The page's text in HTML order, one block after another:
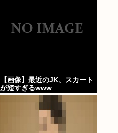
【画像】最近のJK、スカート
が短すぎるwww